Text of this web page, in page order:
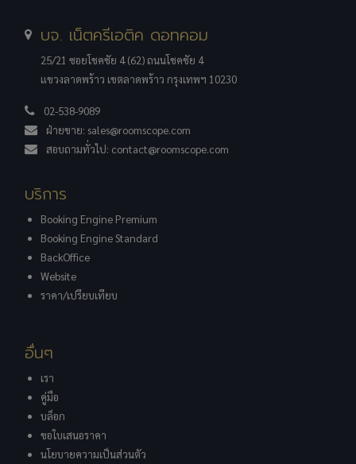
บจ. เน็ตครีเอติค ดอทคอม
25/21 ซอยโชคชัย 4 (62) ถนนโชคชัย 4
แขวงลาดพร้าว เขตลาดพร้าว กรุงเทพฯ 10230
02-538-9089
ฝ่ายขาย: sales@roomscope.com
สอบถามทั่วไป: contact@roomscope.com
บริการ
Booking Engine Premium
Booking Engine Standard
BackOffice
Website
ราคา/เปรียบเทียบ
อื่นๆ
เรา
คู่มือ
บล็อก
ขอใบเสนอราคา
นโยบายความเป็นส่วนตัว